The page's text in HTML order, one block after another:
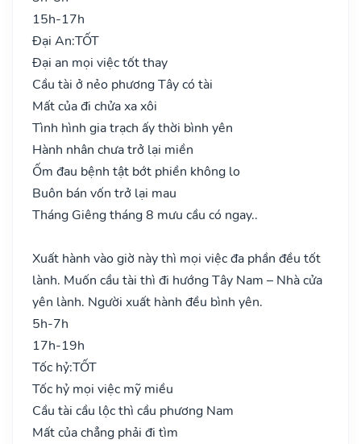
15h-17h
Đại An:TỐT
Đại an mọi việc tốt thay
Cầu tài ở nẻo phương Tây có tài
Mất của đi chửa xa xôi
Tình hình gia trạch ấy thời bình yên
Hành nhân chưa trở lại miền
Ốm đau bệnh tật bớt phiền không lo
Buôn bán vốn trở lại mau
Tháng Giêng tháng 8 mưu cầu có ngay..
Xuất hành vào giờ này thì mọi việc đa phần đều tốt
lành. Muốn cầu tài thì đi hướng Tây Nam – Nhà cửa
yên lành. Người xuất hành đều bình yên.
5h-7h
17h-19h
Tốc hỷ:TỐT
Tốc hỷ mọi việc mỹ miều
Cầu tài cầu lộc thì cầu phương Nam
Mất của chẳng phải đi tìm